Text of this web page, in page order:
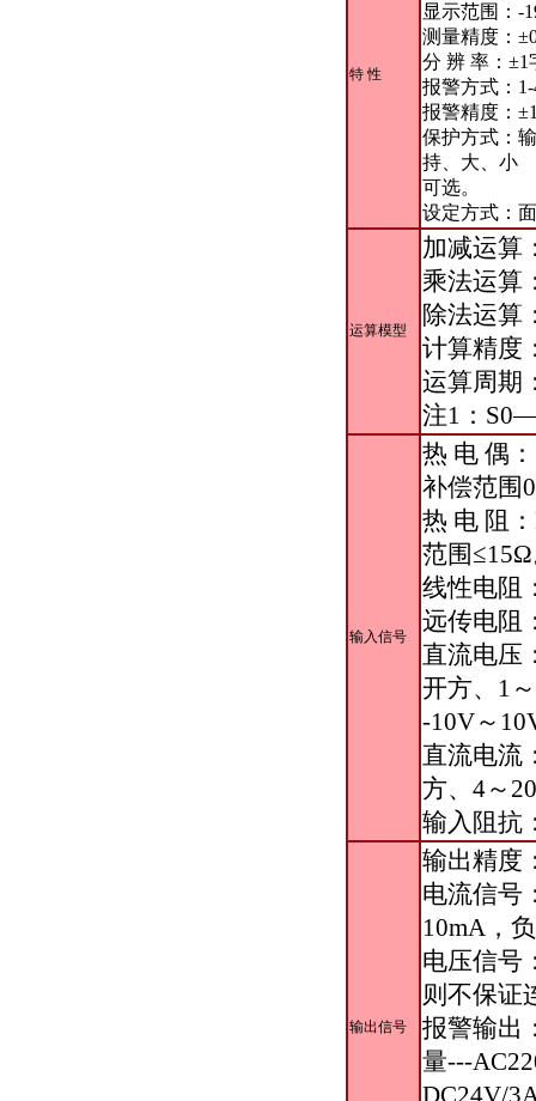
特 性
显示范围：-
测量精度：
分 辨 率：±1
报警方式：
报警精度：
保护方式：
持、大、小
可选。
设定方式：
运算模型
加减运算
乘法运算
除法运算
计算精度
运算周期
注1：
输入信号
热 电 偶
补偿范围
热 电 阻
范围
线性电阻
远传电阻
直流电压
开方、1
-10V～
直流电流
方、4～
输入阻抗
输出信号
输出精度
电流信号
10mA，
电压信号
则不保证
报警输出
量---
DC24V/